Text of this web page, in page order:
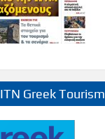
ITN Greek Tourism